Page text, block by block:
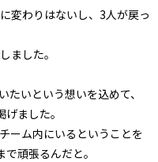
変わりはないし、3人が戻っ
ました。
いという想いを込めて、
ました。
ーム内にいるということを
頑張るんだと。